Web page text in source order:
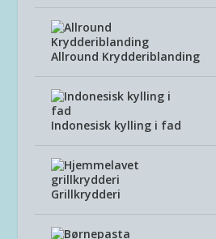
Allround Krydderiblanding
Indonesisk kylling i fad
Grillkrydderi